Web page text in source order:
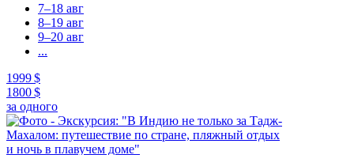
7–18 авг
8–19 авг
9–20 авг
...
1999 $
1800 $
за одного